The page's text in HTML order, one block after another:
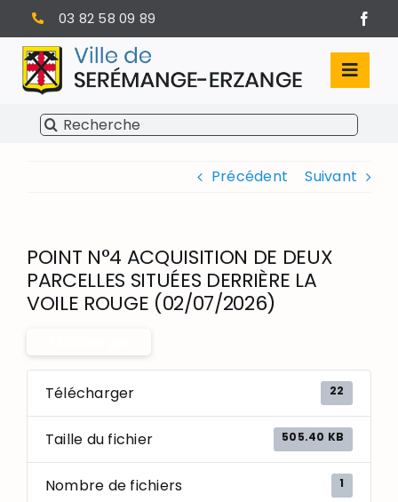
Passer
au
contenu
03 82 58 09 89
SÉRÉMANGE-ERZANGE
INFOS PRATIQUES
Rechercher:
Précédent Suivant
POINT N°4 ACQUISITION DE DEUX
PARCELLES SITUÉES DERRIÈRE LA
VOILE ROUGE (02/07/2026)
Télécharger 22
Taille du fichier 505.40 KB
Nombre de fichiers 1